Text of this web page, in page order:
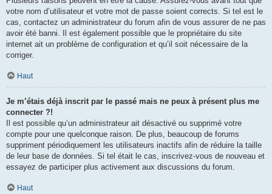
votre nom d’utilisateur et votre mot de passe soient corrects. Si tel est le
cas, contactez un administrateur du forum afin de vous assurer de ne pas
avoir été banni. Il est également possible que le propriétaire du site
internet ait un problème de configuration et qu’il soit nécessaire de la
corriger.
Haut
Je m’étais déjà inscrit par le passé mais ne peux à présent plus me
connecter ?!
Il est possible qu’un administrateur ait désactivé ou supprimé votre
compte pour une quelconque raison. De plus, beaucoup de forums
suppriment périodiquement les utilisateurs inactifs afin de réduire la taille
de leur base de données. Si tel était le cas, inscrivez-vous de nouveau et
essayez de participer plus activement aux discussions du forum.
Haut